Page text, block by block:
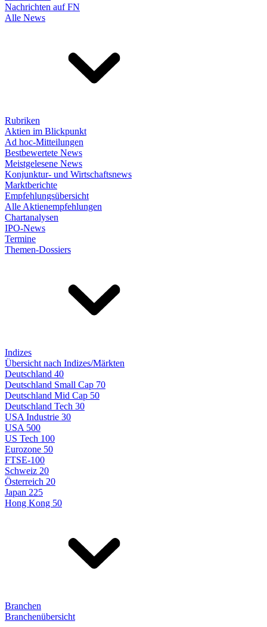
Nachrichten auf FN
Alle News
Rubriken
Aktien im Blickpunkt
Ad hoc-Mitteilungen
Bestbewertete News
Meistgelesene News
Konjunktur- und Wirtschaftsnews
Marktberichte
Empfehlungsübersicht
Alle Aktienempfehlungen
Chartanalysen
IPO-News
Termine
Themen-Dossiers
Indizes
Übersicht nach Indizes/Märkten
Deutschland 40
Deutschland Small Cap 70
Deutschland Mid Cap 50
Deutschland Tech 30
USA Industrie 30
USA 500
US Tech 100
Eurozone 50
FTSE-100
Schweiz 20
Österreich 20
Japan 225
Hong Kong 50
Branchen
Branchenübersicht